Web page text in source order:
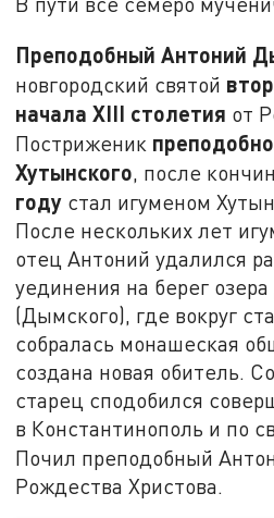
Преподобный Антоний
новгородский святой
началаXIII столетия от
Постриженик
Хутынского, после
году стал игуменом
После нескольких лет
отец Антоний удалился
уединения на берег
(Дымского), где вокруг
собралась монашеская
создана новая обитель.
старец сподобился
в Константинополь и по
Почил преподобный
Рождества Христова.